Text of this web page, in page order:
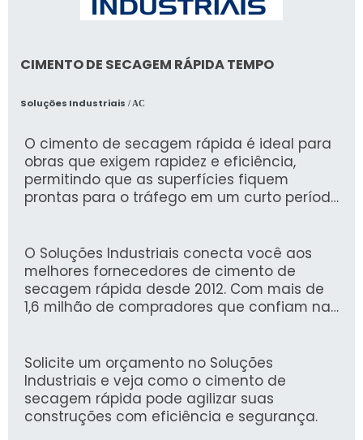
CIMENTO DE SECAGEM RÁPIDA TEMPO
Soluções Industriais / AC
O cimento de secagem rápida é ideal para
obras que exigem rapidez e eficiência,
permitindo que as superfícies fiquem
prontas para o tráfego em um curto período.
material atende a diversas necessidades de
construção, acelerando o processo sem
comprometer a qualidade.
O Soluções Industriais conecta você aos
melhores fornecedores de cimento de
secagem rápida desde 2012. Com mais de
1,6 milhão de compradores que confiam na
produtos de qualidade para suas obras.
Solicite um orçamento no Soluções
Industriais e veja como o cimento de
secagem rápida pode agilizar suas
construções com eficiência e segurança.